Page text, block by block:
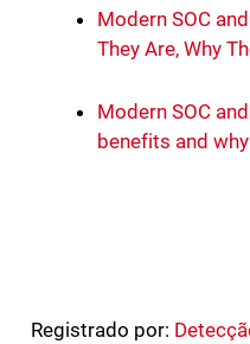
Modern SOC
They Are, Why
Modern SOC
benefits and
Registrado por: